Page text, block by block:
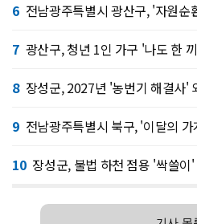
6 전남광주특별시 광산구, '자원순
7 광산구, 청년 1인 가구 '나도 한
8 장성군, 2027년 '농번기 해결사' 외
9 전남광주특별시 북구, '이달의
10 장성군, 불법 하천 점용 '싹쓸이